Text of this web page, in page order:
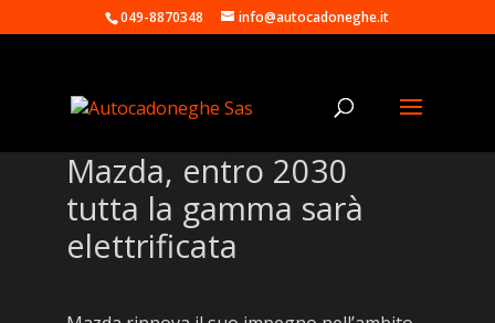
049-8870348 info@autocadoneghe.it
Mazda, entro 2030
tutta la gamma sarà
elettrificata